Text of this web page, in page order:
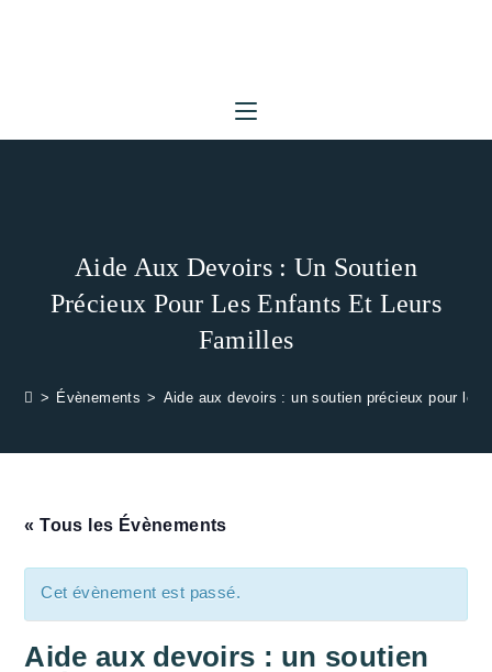
Aide Aux Devoirs : Un Soutien
Précieux Pour Les Enfants Et Leurs
Familles
> Évènements > Aide aux devoirs : un soutien précieux pour les
« Tous les Évènements
Cet évènement est passé.
Aide aux devoirs : un soutien